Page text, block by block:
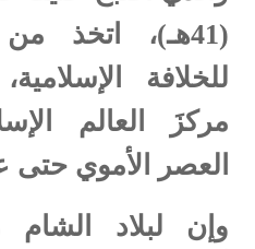
(41هـ)،
للخلافة
مركزَ العالم
العصر الأموي حتى عامِ
وإن لبلاد